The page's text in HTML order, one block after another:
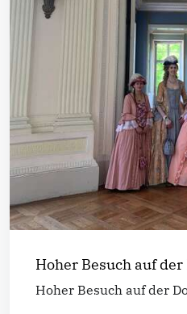
Hoher Besuch auf
Hoher Besuch auf der